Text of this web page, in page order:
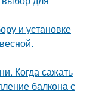
и установке
Когда сажать
балкона с